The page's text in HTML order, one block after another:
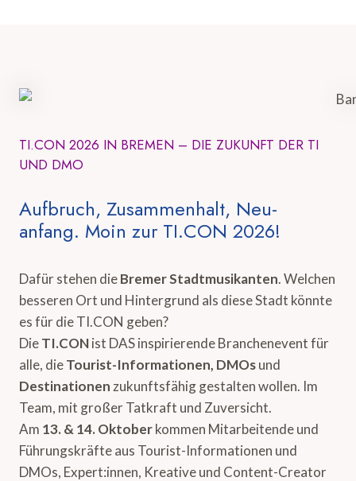
TI.CON 2026 IN BREMEN – DIE ZUKUNFT DER TI
UND DMO
Aufbruch, Zusammenhalt, Neu-
anfang. Moin zur TI.CON 2026!
Dafür stehen dieBremer Stadtmusikanten. Welchen
besseren Ort und Hintergrund als diese Stadt könnte
es für die TI.CON geben?
DieTI.CONist DAS inspirierende Branchenevent für
alle, dieTourist-Informationen, DMOsund
Destinationen zukunftsfähig gestalten wollen. Im
Team, mit großer Tatkraft und Zuversicht.
Am 13. & 14. Oktoberkommen Mitarbeitende und
Führungskräfte aus Tourist-Informationen und
DMOs, Expert:innen, Kreative und Content-Creator